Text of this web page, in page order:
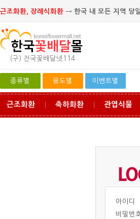
근조화환, 장례식화환 → 한국 내 모든 지역 당
(구) 전국꽃배달넷114
종류별 용도별 이벤트별
근조화환 축하화환 관엽식물
아이디
비밀번